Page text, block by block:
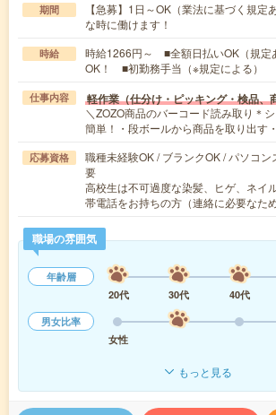
期間
【急募】1日～OK（業法に基づく規定
な時に働けます！
時給
時給1266円～ ■全額日払いOK（規定
OK！ ■初勤務手当（※規定による）
仕事内容 軽作業（仕分け・ピッキング・検品、
＼ZOZO商品のバーコード読み取り＊
簡単！・段ボールから商品を取り出す
応募資格
職種未経験OK / ブランクOK / パソコン
要
高校生は不可過度な染髪、ヒゲ、ネイ
帯電話をお持ちの方（連絡に必要なた
職場の雰囲気
年齢層
20代
30代 40代
男女比率
女性
もっと見る